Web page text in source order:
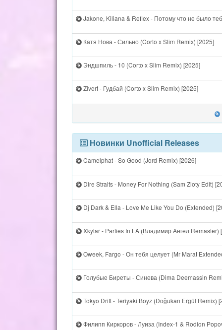
Jakone, Kiliana & Reflex - Потому что не было
Катя Нова - Сильно (Corto x Slim Remix) [2025]
Эндшпиль - 10 (Corto x Slim Remix) [2025]
Zivert - Гудбай (Corto x Slim Remix) [2025]
Новинки Unofficial Releases
Camelphat - So Good (Jord Remix) [2026]
Dire Straits - Money For Nothing (Sam Zloty Edit)
Dj Dark & Ella - Love Me Like You Do (Extended)
Xkylar - Parties In LA (Владимир Ангел Remaster)
Oweek, Fargo - Он тебя целует (Mr Marat
Голубые Биреты - Синева (Dima Deemassin
Tokyo Drift - Teriyaki Boyz (Doğukan Ergül Remix)
Филипп Киркоров - Луиза (Index-1 & Rodion